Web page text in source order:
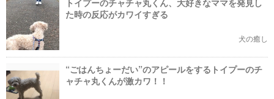
トイプーのチャチャ丸くん、大好きなママを発見し
た時の反応がカワイすぎる
犬の癒し
“ごはんちょーだい”のアピールをするトイプーのチ
ャチャ丸くんが激カワ！！